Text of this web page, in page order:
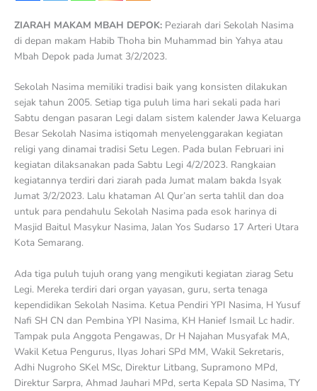
ZIARAH MAKAM MBAH DEPOK: Peziarah dari Sekolah Nasima
di depan makam Habib Thoha bin Muhammad bin Yahya atau
Mbah Depok pada Jumat 3/2/2023.
Sekolah Nasima memiliki tradisi baik yang konsisten dilakukan
sejak tahun 2005. Setiap tiga puluh lima hari sekali pada hari
Sabtu dengan pasaran Legi dalam sistem kalender Jawa Keluarga
Besar Sekolah Nasima istiqomah menyelenggarakan kegiatan
religi yang dinamai tradisi Setu Legen. Pada bulan Februari ini
kegiatan dilaksanakan pada Sabtu Legi 4/2/2023. Rangkaian
kegiatannya terdiri dari ziarah pada Jumat malam bakda Isyak
Jumat 3/2/2023. Lalu khataman Al Qur’an serta tahlil dan doa
untuk para pendahulu Sekolah Nasima pada esok harinya di
Masjid Baitul Masykur Nasima, Jalan Yos Sudarso 17 Arteri Utara
Kota Semarang.
Ada tiga puluh tujuh orang yang mengikuti kegiatan ziarag Setu
Legi. Mereka terdiri dari organ yayasan, guru, serta tenaga
kependidikan Sekolah Nasima. Ketua Pendiri YPI Nasima, H Yusuf
Nafi SH CN dan Pembina YPI Nasima, KH Hanief Ismail Lc hadir.
Tampak pula Anggota Pengawas, Dr H Najahan Musyafak MA,
Wakil Ketua Pengurus, Ilyas Johari SPd MM, Wakil Sekretaris,
Adhi Nugroho SKel MSc, Direktur Litbang, Supramono MPd,
Direktur Sarpra, Ahmad Jauhari MPd, serta Kepala SD Nasima, TY